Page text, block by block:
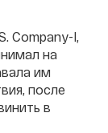
Company-I,
на
им
после
в